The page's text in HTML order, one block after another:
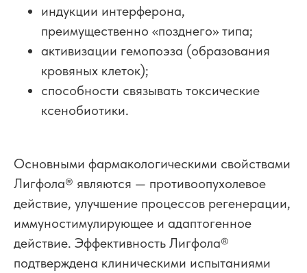
индукции интерферона,
преимущественно «позднего» типа;
активизации гемопоэза (образования
кровяных клеток);
способности связывать токсические
ксенобиотики.
Основными фармакологическими свойствами
Лигфола® являются — противоопухолевое
действие, улучшение процессов регенерации,
иммуностимулирующее и адаптогенное
действие. Эффективность Лигфола®
подтверждена клиническими испытаниями